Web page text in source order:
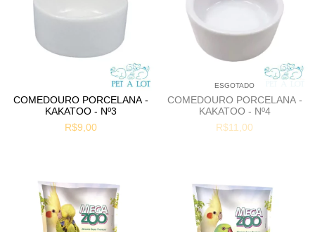
COMEDOURO PORCELANA -
KAKATOO - Nº3
R$9,00
ESGOTADO
COMEDOURO PORCELANA -
KAKATOO - Nº4
R$11,00